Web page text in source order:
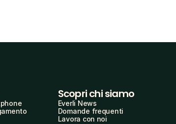
Scopri chi siamo
Everli News
Domande frequenti
Lavora con noi